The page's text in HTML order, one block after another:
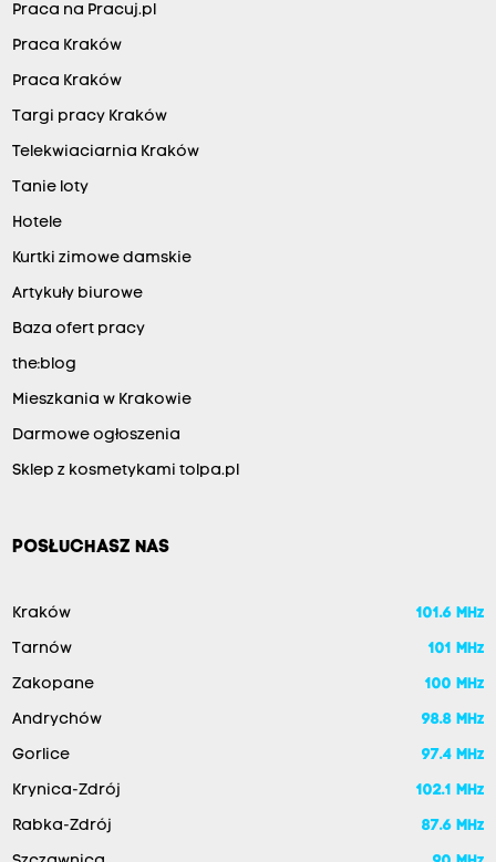
Praca na Pracuj.pl
Praca Kraków
Praca Kraków
Targi pracy Kraków
Telekwiaciarnia Kraków
Tanie loty
Hotele
Kurtki zimowe damskie
Artykuły biurowe
Baza ofert pracy
the:blog
Mieszkania w Krakowie
Darmowe ogłoszenia
Sklep z kosmetykami tolpa.pl
POSŁUCHASZ NAS
Kraków 101.6 MHz
Tarnów 101 MHz
Zakopane 100 MHz
Andrychów 98.8 MHz
Gorlice 97.4 MHz
Krynica-Zdrój 102.1 MHz
Rabka-Zdrój 87.6 MHz